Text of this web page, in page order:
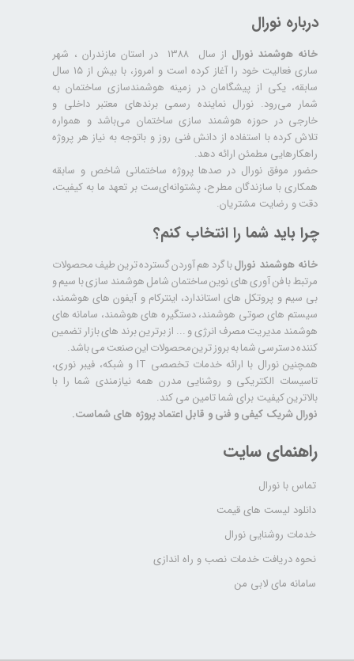
درباره نورال
خانه هوشمند نورال
از سال ۱۳۸۸ در استان مازندران ، شهر
ساری فعالیت خود را آغاز کرده است و امروز، با بیش از ۱۵ سال
سابقه، یکی از پیشگامان در زمینه هوشمندسازی ساختمان به
شمار می‌رود. نورال نماینده رسمی برندهای معتبر داخلی و
خارجی در حوزه هوشمند سازی ساختمان می‌باشد و همواره
تلاش کرده با استفاده از دانش فنی روز و باتوجه به نیاز هر پروژه
راهکارهایی مطمئن ارائه دهد.
حضور موفق نورال در صدها پروژه‌ ساختمانی شاخص و سابقه
همکاری با سازندگان مطرح، پشتوانه‌ای‌ست بر تعهد ما به کیفیت،
دقت و رضایت مشتریان.
راهنمای سایت
تماس با نورال
دانلود لیست های قیمت
خدمات روشنایی نورال
نحوه دریافت خدمات نصب و راه اندازی
سامانه مای لابی من
چرا باید شما را انتخاب کنم؟
خانه هوشمند نورالبا گرد هم آوردن گسترده ترین طیف محصولات
مرتبط با فن آوری های نوین ساختمان شامل هوشمند سازی با سیم و
بی سیم و پروتکل های استاندارد، اینترکام و آیفون های هوشمند،
سیستم های صوتی هوشمند، دستگیره های هوشمند، سامانه های
هوشمند مدیریت مصرف انرژی و ... از برترین برند های بازار تضمین
کننده دسترسی شما به بروز ترین محصولات این صنعت می باشد.
همچنین نورال با ارائه خدمات تخصصی IT و شبکه، فیبر نوری،
تاسیسات الکتریکی و روشنایی مدرن همه نیازمندی شما را با
بالاترین کیفیت برای شما تامین می کند.
نورال شریک کیفی و فنی و قابل اعتماد پروژه های شماست.